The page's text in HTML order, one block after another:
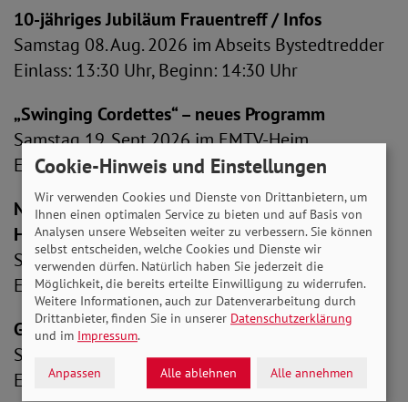
10-jähriges Jubiläum Frauentreff / Infos
Samstag 08. Aug. 2026 im Abseits Bystedtredder
Einlass: 13:30 Uhr, Beginn: 14:30 Uhr
„Swinging Cordettes“ – neues Programm
Samstag 19. Sept.2026 im EMTV-Heim
Einlass: 13:30 Uhr, Beginn: 14:30 Uhr
Norddeutsche Geschichten auf Platt-u.
Hochdeutsch
Samstag 10. Okt.2026 im Abseits Bystedtredder
Einlass: 11:30 Uhr, Beginn: 12:30 Uhr
Grünkohlessen / Bingo
Samstag 14. Nov.2026 im EMTV-Heim
Einlass: 11:30 Uhr, Beginn: 12:30 Uhr
Cookie-Hinweis und Einstellungen
Wir verwenden Cookies und Dienste von Drittanbietern, um
Ihnen einen optimalen Service zu bieten und auf Basis von
Analysen unsere Webseiten weiter zu verbessern. Sie können
selbst entscheiden, welche Cookies und Dienste wir
verwenden dürfen. Natürlich haben Sie jederzeit die
Möglichkeit, die bereits erteilte Einwilligung zu widerrufen.
Weitere Informationen, auch zur Datenverarbeitung durch
Drittanbieter, finden Sie in unserer Datenschutzerklärung
und im Impressum.
Anpassen Alle ablehnen Alle annehmen